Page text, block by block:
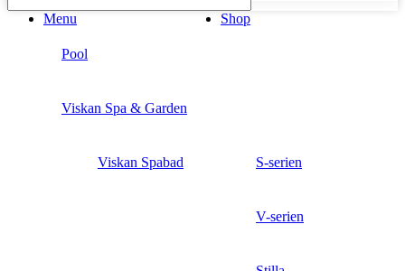
Menu
Shop
Pool
Viskan Spa & Garden
Viskan Spabad S-serien
V-serien